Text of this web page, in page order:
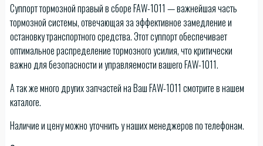
Суппорт тормозной правый в сборе FAW-1011 — важнейшая часть
тормозной системы, отвечающая за эффективное замедление и
остановку транспортного средства. Этот суппорт обеспечивает
оптимальное распределение тормозного усилия, что критически
важно для безопасности и управляемости вашего FAW-1011.
А так же много других запчастей на Ваш FAW-1011 смотрите в нашем
каталоге.
Наличие и цену можно уточнить у наших менеджеров по телефонам.